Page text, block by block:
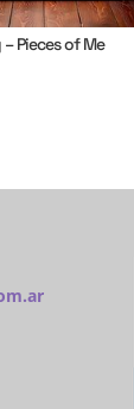
Pieces of Me